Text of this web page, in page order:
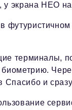
у экрана НЕО
терминалы,
Спасибо и